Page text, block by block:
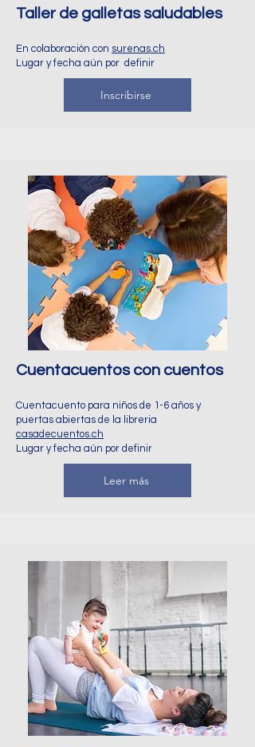
Taller de galletas saludables
En colaboración con surenas.ch
Lugar y fecha aún por definir
Inscribirse
Cuentacuentos con cuentos
Cuentacuento para niños de 1-6 años y
puertas abiertas de la libreria
casadecuentos.ch
Lugar y fecha aún por definir
Leer más